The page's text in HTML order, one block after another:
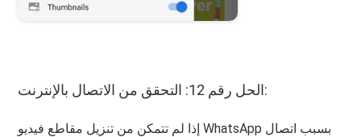
الحل رقم 12: التحقق من الاتصال بالإنترنت:
إذا لم تتمكن من تنزيل مقاطع فيديو WhatsApp بسبب اتصال